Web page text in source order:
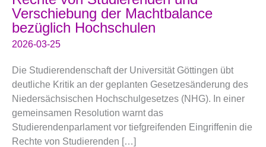
Verschiebung der Machtbalance
bezüglich Hochschulen
2026-03-25
Die Studierendenschaft der Universität Göttingen übt
deutliche Kritik an der geplanten Gesetzesänderung des
Niedersächsischen Hochschulgesetzes (NHG). In einer
gemeinsamen Resolution warnt das
Studierendenparlament vor tiefgreifenden Eingriffenin die
Rechte von Studierenden […]